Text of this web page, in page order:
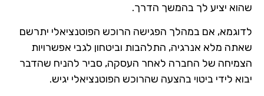
יציע לך בהמשך הדרך.
אם במהלך הפגישה הרוכש הפוטנציאלי יתרשם
מלא אנרגיה, התלהבות וביטחון לגבי אפשרויות
של החברה לאחר העסקה, סביר להניח שהדבר
לידי ביטוי בהצעה שהרוכש הפוטנציאלי יגיש.